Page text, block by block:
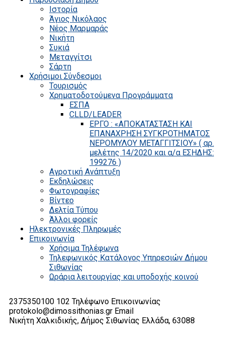
Ιστορία
Άγιος Νικόλαος
Νέος Μαρμαράς
Νικήτη
Συκιά
Μεταγγίτσι
Σάρτη
Χρήσιμοι Σύνδεσμοι
Τουρισμός
Χρηματοδοτούμενα Προγράμματα
ΕΣΠΑ
CLLD/LEADER
ΕΡΓΟ : «ΑΠΟΚΑΤΑΣΤΑΣΗ ΚΑΙ
ΕΠΑΝΑΧΡΗΣΗ ΣΥΓΚΡΟΤΗΜΑΤΟΣ
ΝΕΡΟΜΥΛΟΥ ΜΕΤΑΓΓΙΤΣΙΟΥ» ( αρ.
μελέτης 14/2020 και α/α ΕΣΗΔΗΣ:
199276 )
Αγροτική Ανάπτυξη
Εκδηλώσεις
Φωτογραφίες
Βίντεο
Δελτία Τύπου
Άλλοι φορείς
Ηλεκτρονικές Πληρωμές
Επικοινωνία
Χρήσιμα Τηλέφωνα
Τηλεφωνικός Κατάλογος Υπηρεσιών Δήμου
Σιθωνίας
Ωράρια λειτουργίας και υποδοχής κοινού
2375350100 102 Τηλέφωνο Επικοινωνίας
protokolo@dimossithonias.gr Email
Νικήτη Χαλκιδικής, Δήμος Σιθωνίας Ελλάδα, 63088